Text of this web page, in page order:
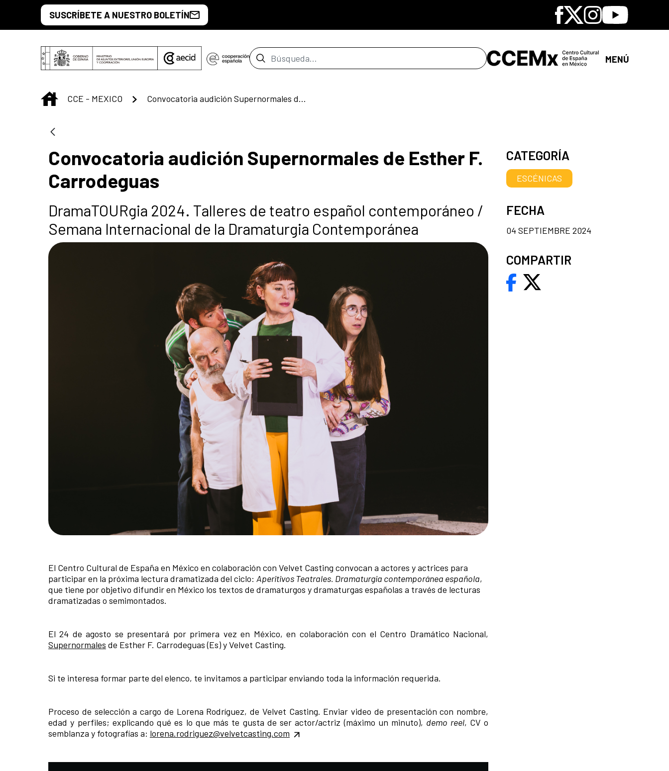
Saltar al contenido principal
SUSCRÍBETE A NUESTRO BOLETÍN Facebook
X Instagram
Youtube
Barra de búsqueda MENÚ
INICIO
CCE - MEXICO Convocatoria audición Supernormales de Esther F. Carrodeguas
Convocatoria audición Supernormales de Esther F.
Carrodeguas
DramaTOURgia 2024. Talleres de teatro español contemporáneo /
Semana Internacional de la Dramaturgia Contemporánea
El Centro Cultural de España en México en colaboración con Velvet Casting convocan a actores y actrices para
participar en la próxima lectura dramatizada del ciclo: Aperitivos Teatrales. Dramaturgia contemporánea española,
que tiene por objetivo difundir en México los textos de dramaturgos y dramaturgas españolas a través de lecturas
dramatizadas o semimontados.
El 24 de agosto se presentará por primera vez en México, en colaboración con el Centro Dramático Nacional,
Supernormales de Esther F. Carrodeguas (Es) y Velvet Casting.
Si te interesa formar parte del elenco, te invitamos a participar enviando toda la información requerida.
Proceso de selección a cargo de Lorena Rodríguez, de Velvet Casting. Enviar video de presentación con nombre,
edad y perfiles; explicando qué es lo que más te gusta de ser actor/actriz (máximo un minuto), demo reel, CV o
semblanza y fotografías a: lorena.rodriguez@velvetcasting.com
CATEGORÍA
ESCÉNICAS
FECHA
04 SEPTIEMBRE 2024
COMPARTIR